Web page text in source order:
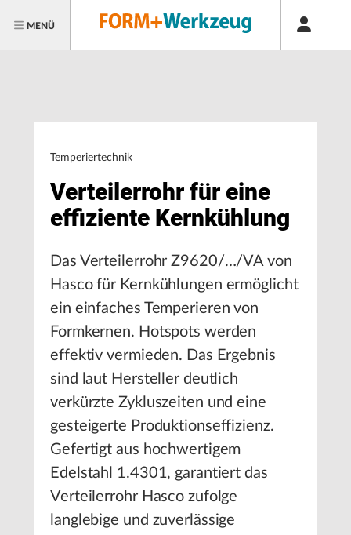
MENÜ
Temperiertechnik
Verteilerrohr für eine
effiziente Kernkühlung
Das Verteilerrohr Z9620/…/VA von
Hasco für Kernkühlungen ermöglicht
ein einfaches Temperieren von
Formkernen. Hotspots werden
effektiv vermieden. Das Ergebnis
sind laut Hersteller deutlich
verkürzte Zykluszeiten und eine
gesteigerte Produktionseffizienz.
Gefertigt aus hochwertigem
Edelstahl 1.4301, garantiert das
Verteilerrohr Hasco zufolge
langlebige und zuverlässige